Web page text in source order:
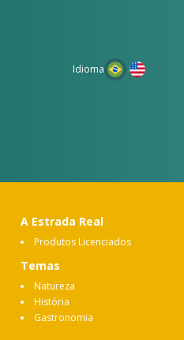
Idioma
A Estrada Real
Produtos Licenciados
Temas
Natureza
História
Gastronomia